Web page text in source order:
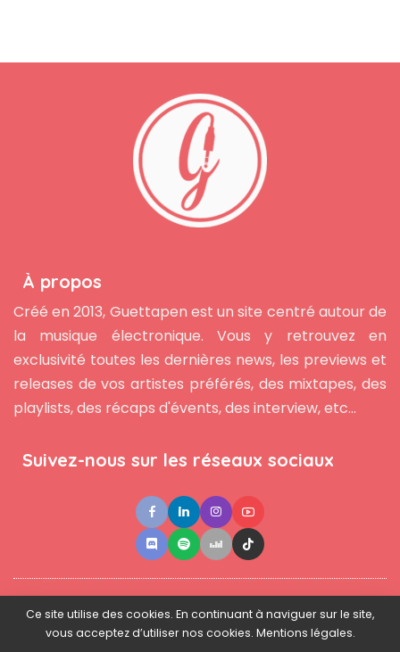
À propos
Créé en 2013, Guettapen est un site centré autour de
la musique électronique. Vous y retrouvez en
exclusivité toutes les dernières news, les previews et
releases de vos artistes préférés, des mixtapes, des
playlists, des récaps d'évents, des interview, etc...
Suivez-nous sur les réseaux sociaux
Contact ●Newsletter ● L'équipe ● Mentions légales
Ce site utilise des cookies. En continuant à naviguer sur le site,
vous acceptez d’utiliser nos cookies. Mentions légales.